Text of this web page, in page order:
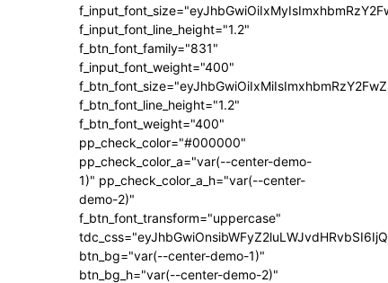
f_input_font_line_height="1.2"
f_btn_font_family="831"
f_input_font_weight="400"
f_btn_font_line_height="1.2"
f_btn_font_weight="400"
pp_check_color="#000000"
pp_check_color_a="var(--center-demo-
1)" pp_check_color_a_h="var(--center-
demo-2)"
f_btn_font_transform="uppercase"
btn_bg="var(--center-demo-1)"
btn_bg_h="var(--center-demo-2)"